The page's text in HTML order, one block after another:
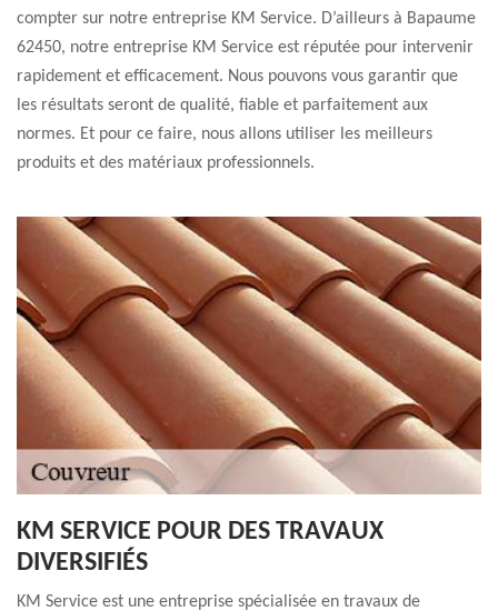
compter sur notre entreprise KM Service. D’ailleurs à Bapaume
62450, notre entreprise KM Service est réputée pour intervenir
rapidement et efficacement. Nous pouvons vous garantir que
les résultats seront de qualité, fiable et parfaitement aux
normes. Et pour ce faire, nous allons utiliser les meilleurs
produits et des matériaux professionnels.
KM SERVICE POUR DES TRAVAUX
DIVERSIFIÉS
KM Service est une entreprise spécialisée en travaux de